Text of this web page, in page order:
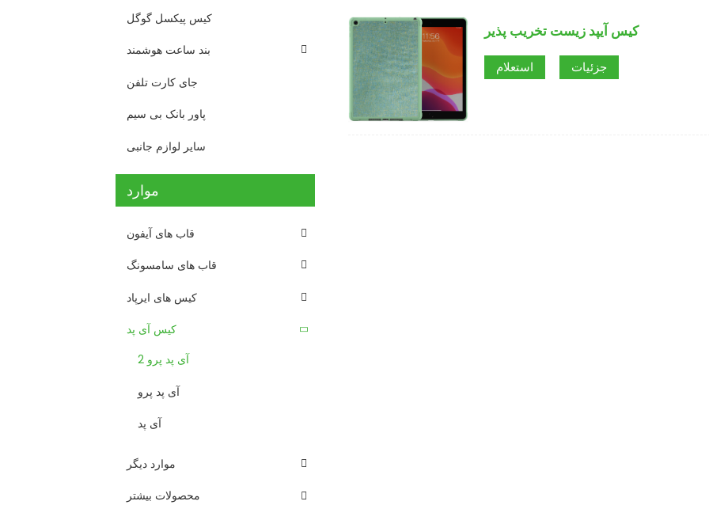
کیس پیکسل گوگل
بند ساعت هوشمند
جای کارت تلفن
پاور بانک بی سیم
سایر لوازم جانبی
موارد
قاب های آیفون
قاب های سامسونگ
کیس های ایرپاد
کیس آی پد
آی پد پرو 2
آی پد پرو
آی پد
موارد دیگر
محصولات بیشتر
کیس آیپد زیست تخریب پذیر
استعلام جزئیات